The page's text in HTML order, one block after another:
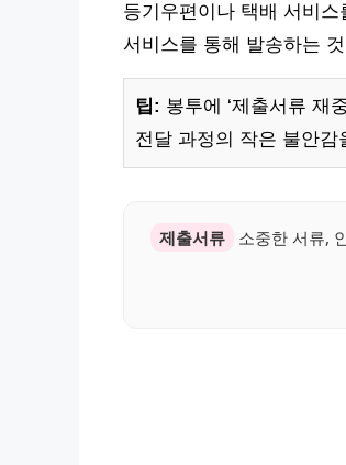
등기우편이나 택배 서비
서비스를 통해 발송하는
팁: 봉투에 ‘제출서류 재
전달 과정의 작은 불안감
제출서류
소중한 서류,